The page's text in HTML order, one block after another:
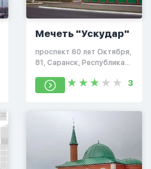
Мечеть "Ускудар"
проспект 60 лет Октября,
81, Саранск, Республика
430023
3